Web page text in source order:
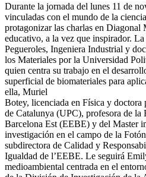
Durante la jornada del lunes 11 de
vinculadas con el mundo de la
protagonizar las charlas en Diagonal
educativo, a la vez que inspirador.
Pegueroles, Ingeniera Industrial y
los Materiales por la Universidad
quien centra su trabajo en el
superficial de biomateriales para
ella, Muriel
Botey, licenciada en Física y
de Catalunya (UPC), profesora de la
Barcelona Est (EEBE) y del Master
investigación en el campo de la
subdirectora de Calidad y
Igualdad de l’EEBE. Le seguirá
medioambiental centrada en el